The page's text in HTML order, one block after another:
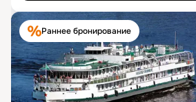
Раннее бронирование